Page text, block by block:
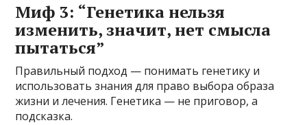
Миф 3: “Генетика нельзя
изменить, значит, нет смысла
пытаться”
Правильный подход — понимать генетику и
использовать знания для право выбора образа
жизни и лечения. Генетика — не приговор, а
подсказка.